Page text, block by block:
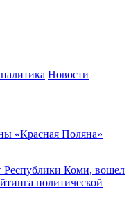
Новости
«Красная Поляна»
Республики Коми, вошел
политической